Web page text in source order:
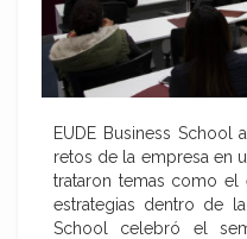
EUDE Business School
retos de la empresa en
trataron temas como el
estrategias dentro de
School celebró el